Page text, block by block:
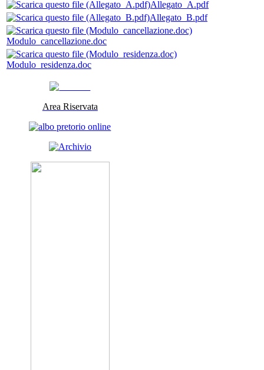
Allegato_A.pdf
Allegato_B.pdf
Modulo_cancellazione.doc
Modulo_residenza.doc
Area Riservata